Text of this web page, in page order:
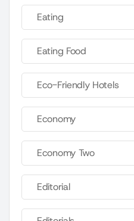
Eating
Eating Food
Eco-Friendly Hotels
Economy
Economy Two
Editorial